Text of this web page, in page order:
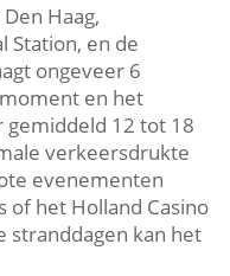
Haag,
Station, en de
ongeveer 6
en het
12 tot 18
verkeersdrukte
evenementen
of het Holland Casino
stranddagen kan het